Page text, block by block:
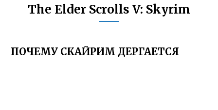
The Elder Scrolls V: Skyrim
ПОЧЕМУ СКАЙРИМ ДЕРГАЕТСЯ